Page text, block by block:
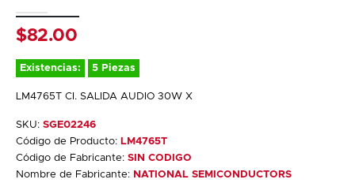
images
gallery
$82.00
Existencias: 5 Piezas
LM4765T CI. SALIDA AUDIO 30W X
SKU: SGE02246
Código de Producto: LM4765T
Código de Fabricante: SIN CODIGO
Nombre de Fabricante: NATIONAL SEMICONDUCTORS